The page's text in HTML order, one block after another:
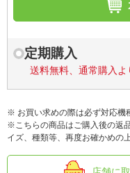
定期購入
送料無料、通常購入よ
※ お買い求めの際は必ず対応機
※こちらの商品はご購入後の返
イズ、種類等、再度お確かめの